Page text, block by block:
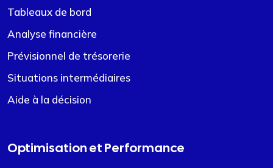
Tableaux de bord
Analyse financière
Prévisionnel de trésorerie
Situations intermédiaires
Aide à la décision
Optimisation et Performance